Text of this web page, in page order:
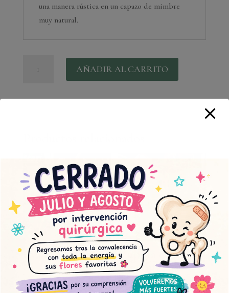
una manera rústica en un capazo de mimbre
muy natural.
silvestre
AÑADIR AL CARRITO
Centro silvestre
65,00€
Cúpula con
rosas eterna
58,00€